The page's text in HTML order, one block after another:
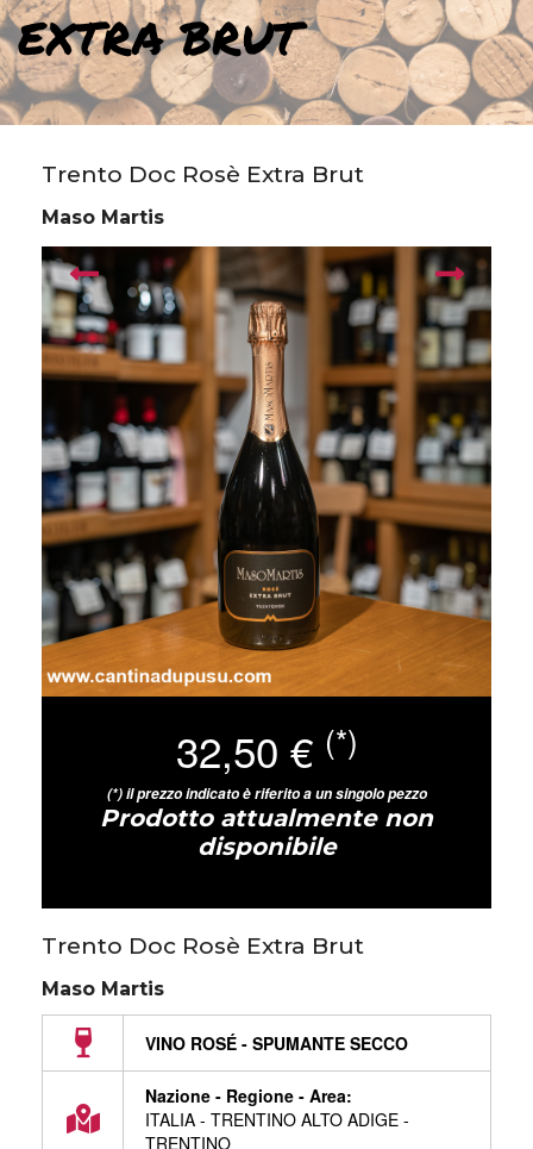
EXTRA BRUT
Trento Doc Rosè Extra Brut
Maso Martis
prev next
32,50 € (*)
(*) il prezzo indicato è riferito a un singolo pezzo
Prodotto attualmente non
disponibile
Trento Doc Rosè Extra Brut
Maso Martis
VINO ROSÉ - SPUMANTE SECCO
Nazione - Regione - Area:
ITALIA - TRENTINO ALTO ADIGE -
TRENTINO